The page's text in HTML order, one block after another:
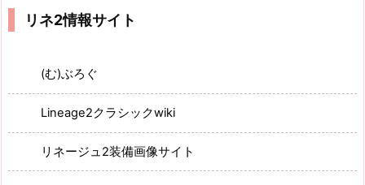
リネ2情報サイト
(む)ぶろぐ
Lineage2クラシックwiki
リネージュ2装備画像サイト